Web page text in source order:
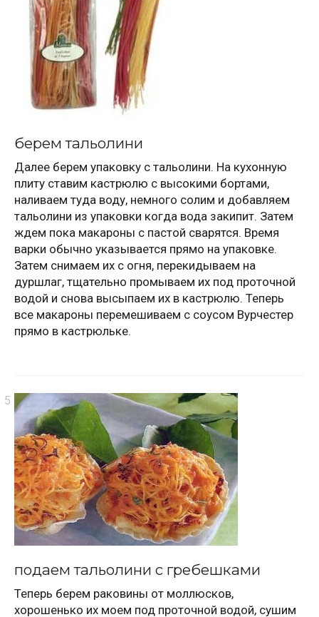
берем тальолини
Далее берем упаковку с тальолини. На кухонную
плиту ставим кастрюлю с высокими бортами,
наливаем туда воду, немного солим и добавляем
тальолини из упаковки когда вода закипит. Затем
ждем пока макароны с пастой сварятся. Время
варки обычно указывается прямо на упаковке.
Затем снимаем их с огня, перекидываем на
дуршлаг, тщательно промываем их под проточной
водой и снова высыпаем их в кастрюлю. Теперь
все макароны перемешиваем с соусом Вурчестер
прямо в кастрюльке.
подаем тальолини с гребешками
Теперь берем раковины от моллюсков,
хорошенько их моем под проточной водой, сушим